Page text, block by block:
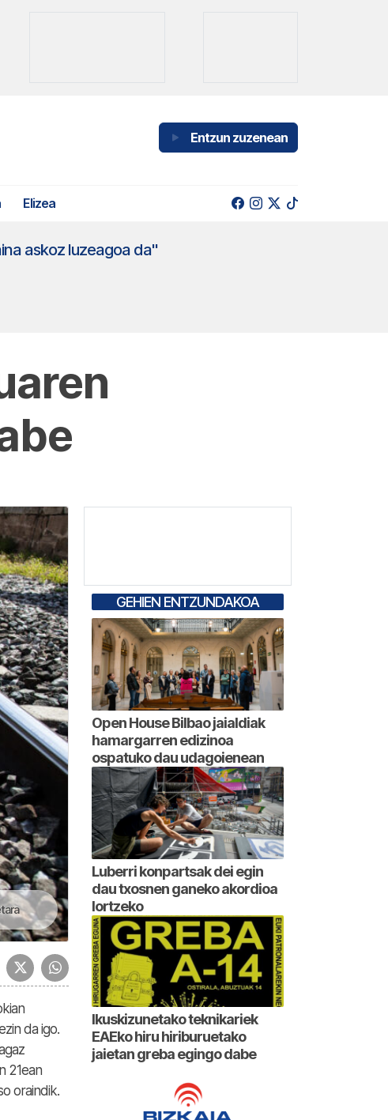
Entzun zuzenean
Elizea
askoz luzeagoa da"
da igo.
21ean
oraindik.
GEHIEN ENTZUNDAKOA
Open House Bilbao jaialdiak
hamargarren edizinoa
ospatuko dau udagoienean
Luberri konpartsak dei egin
dau txosnen ganeko akordioa
lortzeko
Ikuskizunetako teknikariek
EAEko hiru hiriburuetako
jaietan greba egingo dabe